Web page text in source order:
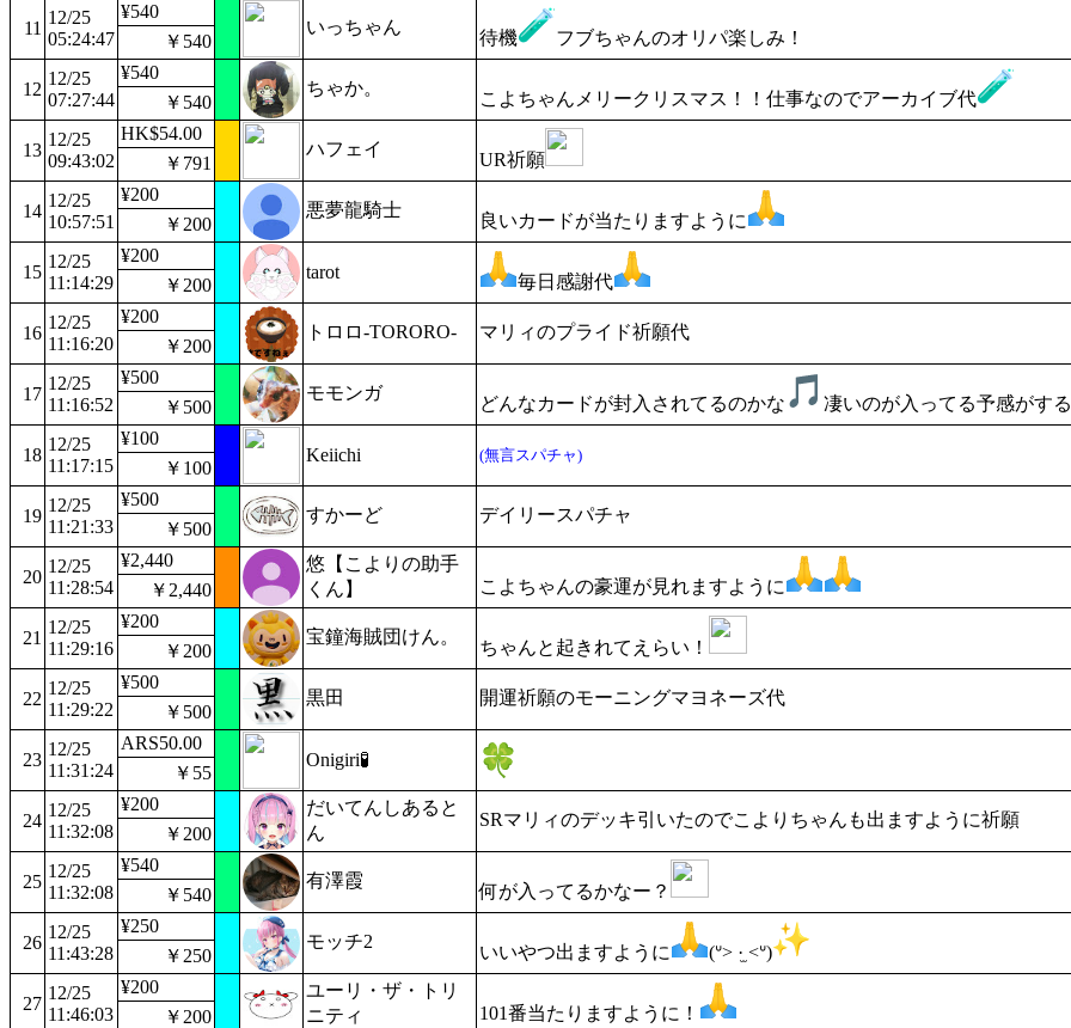
11
12/25
05:24:47
¥540
いっちゃん
待機 フブちゃんのオリパ楽しみ！
￥540
12
12/25
07:27:44
¥540
ちゃか。
こよちゃんメリークリスマス！！仕事なのでアーカイブ代
￥540
13
12/25
09:43:02
HK$54.00
ハフェイ
UR祈願
￥791
14
12/25
10:57:51
¥200
悪夢龍騎士
良いカードが当たりますように
￥200
15
12/25
11:14:29
¥200
tarot
毎日感謝代
￥200
16
12/25
11:16:20
¥200
トロロ-TORORO- マリィのプライド祈願代
￥200
17
12/25
11:16:52
¥500
モモンガ
どんなカードが封入されてるのかな 凄いのが入ってる予感がす
￥500
18
12/25
11:17:15
¥100
Keiichi
(無言スパチャ)
￥100
19
12/25
11:21:33
¥500
すかーど デイリースパチャ
￥500
20
12/25
11:28:54
¥2,440
悠【こよりの助手
くん】
こよちゃんの豪運が見れますように
￥2,440
21
12/25
11:29:16
¥200
宝鐘海賊団けん。
ちゃんと起きれてえらい！
￥200
22
12/25
11:29:22
¥500
黒田 開運祈願のモーニングマヨネーズ代
￥500
23
12/25
11:31:24
ARS50.00
Onigiri🧪
￥55
24
12/25
11:32:08
¥200
だいてんしあると
ん
SRマリィのデッキ引いたのでこよりちゃんも出ますように祈願
￥200
25
12/25
11:32:08
¥540
有澤霞
何が入ってるかなー？
￥540
26
12/25
11:43:28
¥250
モッチ2
いいやつ出ますように (ᐡ> ·̫ <ᐡ)
￥250
27
12/25
11:46:03
¥200
ユーリ・ザ・トリ
ニティ
101番当たりますように！
￥200